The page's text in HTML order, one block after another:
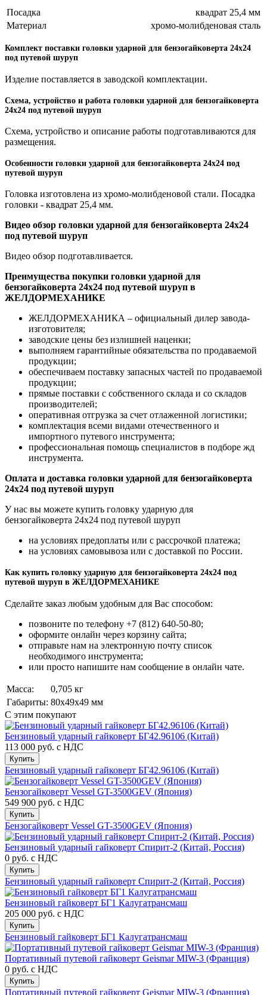
Посадка
квадрат 25,4 мм
Материал
хромо-молибденовая сталь
Комплект поставки головки ударной для бензогайковерта 24х24
под путевой шуруп
Изделие поставляется в заводской комплектации.
Схема, устройство и работа головки ударной для бензогайковерта
24х24 под путевой шуруп
Схема, устройство и описание работы подготавливаются для
размещения.
Особенности головки ударной для бензогайковерта 24х24 под
путевой шуруп
Головка изготовлена из хромо-молибденовой стали. Посадка
головки - квадрат 25,4 мм.
Видео обзор головки ударной для бензогайковерта 24х24
под путевой шуруп
Видео обзор подготавливается.
Преимущества покупки головки ударной для
бензогайковерта 24х24 под путевой шуруп в
ЖЕЛДОРМЕХАНИКЕ
ЖЕЛДОРМЕХАНИКА – официальный дилер завода-
изготовителя;
заводские цены без излишней наценки;
выполняем гарантийные обязательства по продаваемой
продукции;
обеспечиваем поставку запасных частей по продаваемой
продукции;
прямые поставки с собственного склада и со складов
производителей;
оперативная отгрузка за счет отлаженной логистики;
комплектация всеми видами отечественного и
импортного путевого инструмента;
профессиональная помощь специалистов в подборе жд
инструмента.
Оплата и доставка головки ударной для бензогайковерта
24х24 под путевой шуруп
У нас вы можете купить головку ударную для
бензогайковерта 24х24 под путевой шуруп
на условиях предоплаты или с рассрочкой платежа;
на условиях самовывоза или с доставкой по России.
Как купить головку ударную для бензогайковерта 24х24 под
путевой шуруп в ЖЕЛДОРМЕХАНИКЕ
Сделайте заказ любым удобным для Вас способом:
позвоните по телефону +7 (812) 640-50-80;
оформите онлайн через корзину сайта;
отправьте нам на электронную почту список
необходимого инструмента;
или просто напишите нам сообщение в онлайн чате.
Масса:
0,705 кг
Габариты: 80x49x49 мм
С этим покупают
Бензиновый ударный гайковерт БГ42.96106 (Китай)
113 000 руб. с НДС
Купить
Бензиновый ударный гайковерт БГ42.96106 (Китай)
Бензогайковерт Vessel GT-3500GEV (Япония)
549 900 руб. с НДС
Купить
Бензогайковерт Vessel GT-3500GEV (Япония)
Бензиновый ударный гайковерт Спирит-2 (Китай, Россия)
0 руб. с НДС
Купить
Бензиновый ударный гайковерт Спирит-2 (Китай, Россия)
Бензиновый гайковерт БГ1 Калугатрансмаш
205 000 руб. с НДС
Купить
Бензиновый гайковерт БГ1 Калугатрансмаш
Портативный путевой гайковерт Geismar MIW-3 (Франция)
0 руб. с НДС
Купить
Портативный путевой гайковерт Geismar MIW-3 (Франция)